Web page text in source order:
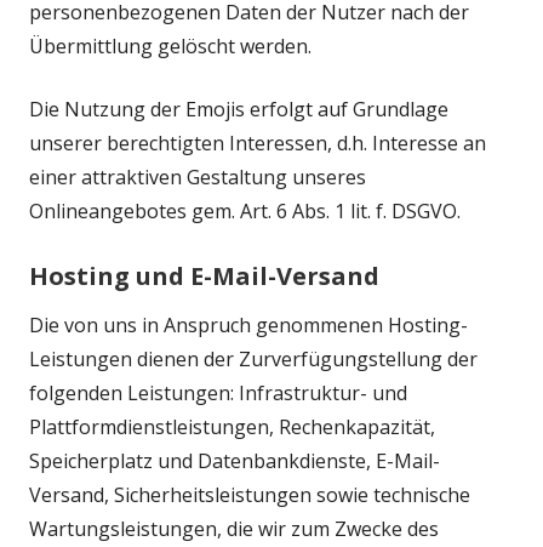
personenbezogenen Daten der Nutzer nach der
Übermittlung gelöscht werden.
Die Nutzung der Emojis erfolgt auf Grundlage
unserer berechtigten Interessen, d.h. Interesse an
einer attraktiven Gestaltung unseres
Onlineangebotes gem. Art. 6 Abs. 1 lit. f. DSGVO.
Hosting und E-Mail-Versand
Die von uns in Anspruch genommenen Hosting-
Leistungen dienen der Zurverfügungstellung der
folgenden Leistungen: Infrastruktur- und
Plattformdienstleistungen, Rechenkapazität,
Speicherplatz und Datenbankdienste, E-Mail-
Versand, Sicherheitsleistungen sowie technische
Wartungsleistungen, die wir zum Zwecke des